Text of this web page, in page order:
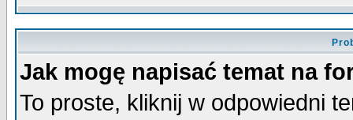
Jak mogę napisać temat na
To proste, kliknij w odpowiedni